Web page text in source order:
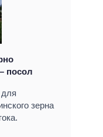
посол
для
зерна